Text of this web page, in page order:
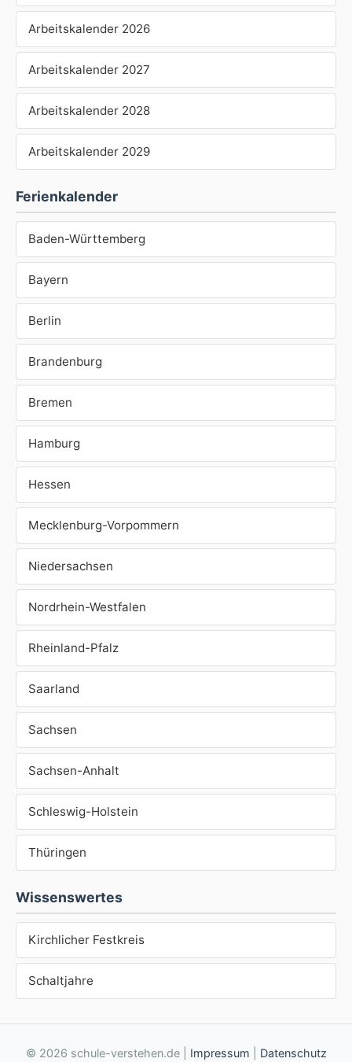
Arbeitskalender 2026
Arbeitskalender 2027
Arbeitskalender 2028
Arbeitskalender 2029
Ferienkalender
Baden-Württemberg
Bayern
Berlin
Brandenburg
Bremen
Hamburg
Hessen
Mecklenburg-Vorpommern
Niedersachsen
Nordrhein-Westfalen
Rheinland-Pfalz
Saarland
Sachsen
Sachsen-Anhalt
Schleswig-Holstein
Thüringen
Wissenswertes
Kirchlicher Festkreis
Schaltjahre
© 2026 schule-verstehen.de | Impressum Datenschutz